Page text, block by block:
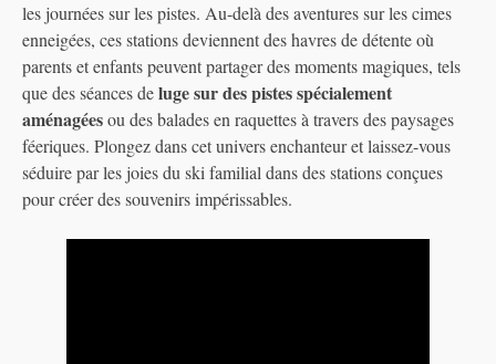
les journées sur les pistes. Au-delà des aventures sur les cimes
enneigées, ces stations deviennent des havres de détente où
parents et enfants peuvent partager des moments magiques, tels
que des séances deluge sur des pistes spécialement
aménagéesou des balades en raquettes à travers des paysages
féeriques. Plongez dans cet univers enchanteur et laissez-vous
séduire par les joies du ski familial dans des stations conçues
pour créer des souvenirs impérissables.